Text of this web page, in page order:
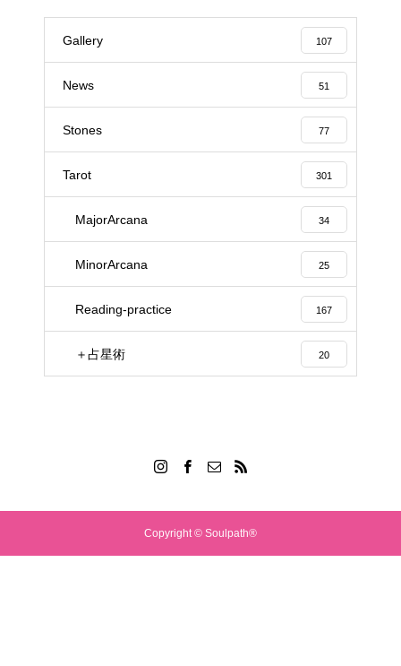
Gallery 107
News 51
Stones 77
Tarot 301
MajorArcana 34
MinorArcana 25
Reading-practice 167
＋占星術 20
Copyright © Soulpath®